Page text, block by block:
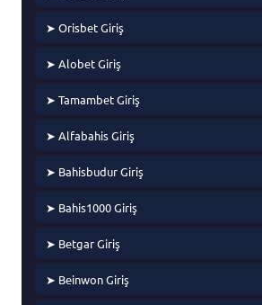
➤ Orisbet Giriş
➤ Alobet Giriş
➤ Tamambet Giriş
➤ Alfabahis Giriş
➤ Bahisbudur Giriş
➤ Bahis1000 Giriş
➤ Betgar Giriş
➤ Beinwon Giriş